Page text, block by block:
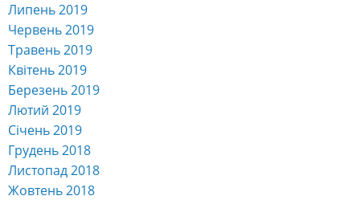
Липень 2019
Червень 2019
Травень 2019
Квітень 2019
Березень 2019
Лютий 2019
Січень 2019
Грудень 2018
Листопад 2018
Жовтень 2018